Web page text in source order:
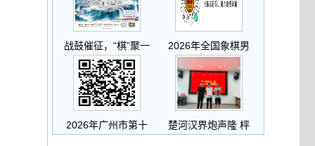
战鼓催征，“棋”聚一 2026年全国象棋男
2026年广州市第十 楚河汉界炮声隆 枰